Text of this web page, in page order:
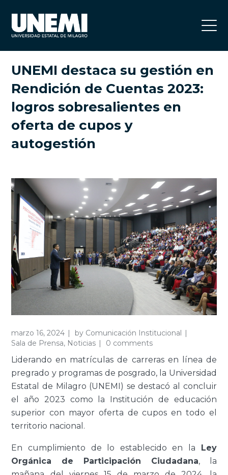
UNEMI destaca su gestión en
Rendición de Cuentas 2023:
logros sobresalientes en
oferta de cupos y
autogestión
marzo 16, 2024 by Comunicación Institucional
Sala de Prensa, Noticias 0 comments
Liderando en matrículas de carreras en línea de
pregrado y programas de posgrado, la Universidad
Estatal de Milagro (UNEMI) se destacó al concluir
el año 2023 como la Institución de educación
superior con mayor oferta de cupos en todo el
territorio nacional.
En cumplimiento de lo establecido en la Ley
Orgánica de Participación Ciudadana, la